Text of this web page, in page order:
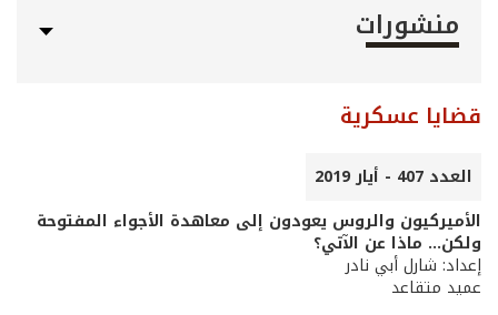
منشورات
قضايا عسكرية
العدد 407 - أيار 2019
الأميركيون والروس يعودون إلى معاهدة الأجواء المفتوحة
ولكن... ماذا عن الآتي؟
إعداد: شارل أبي نادر
عميد متقاعد